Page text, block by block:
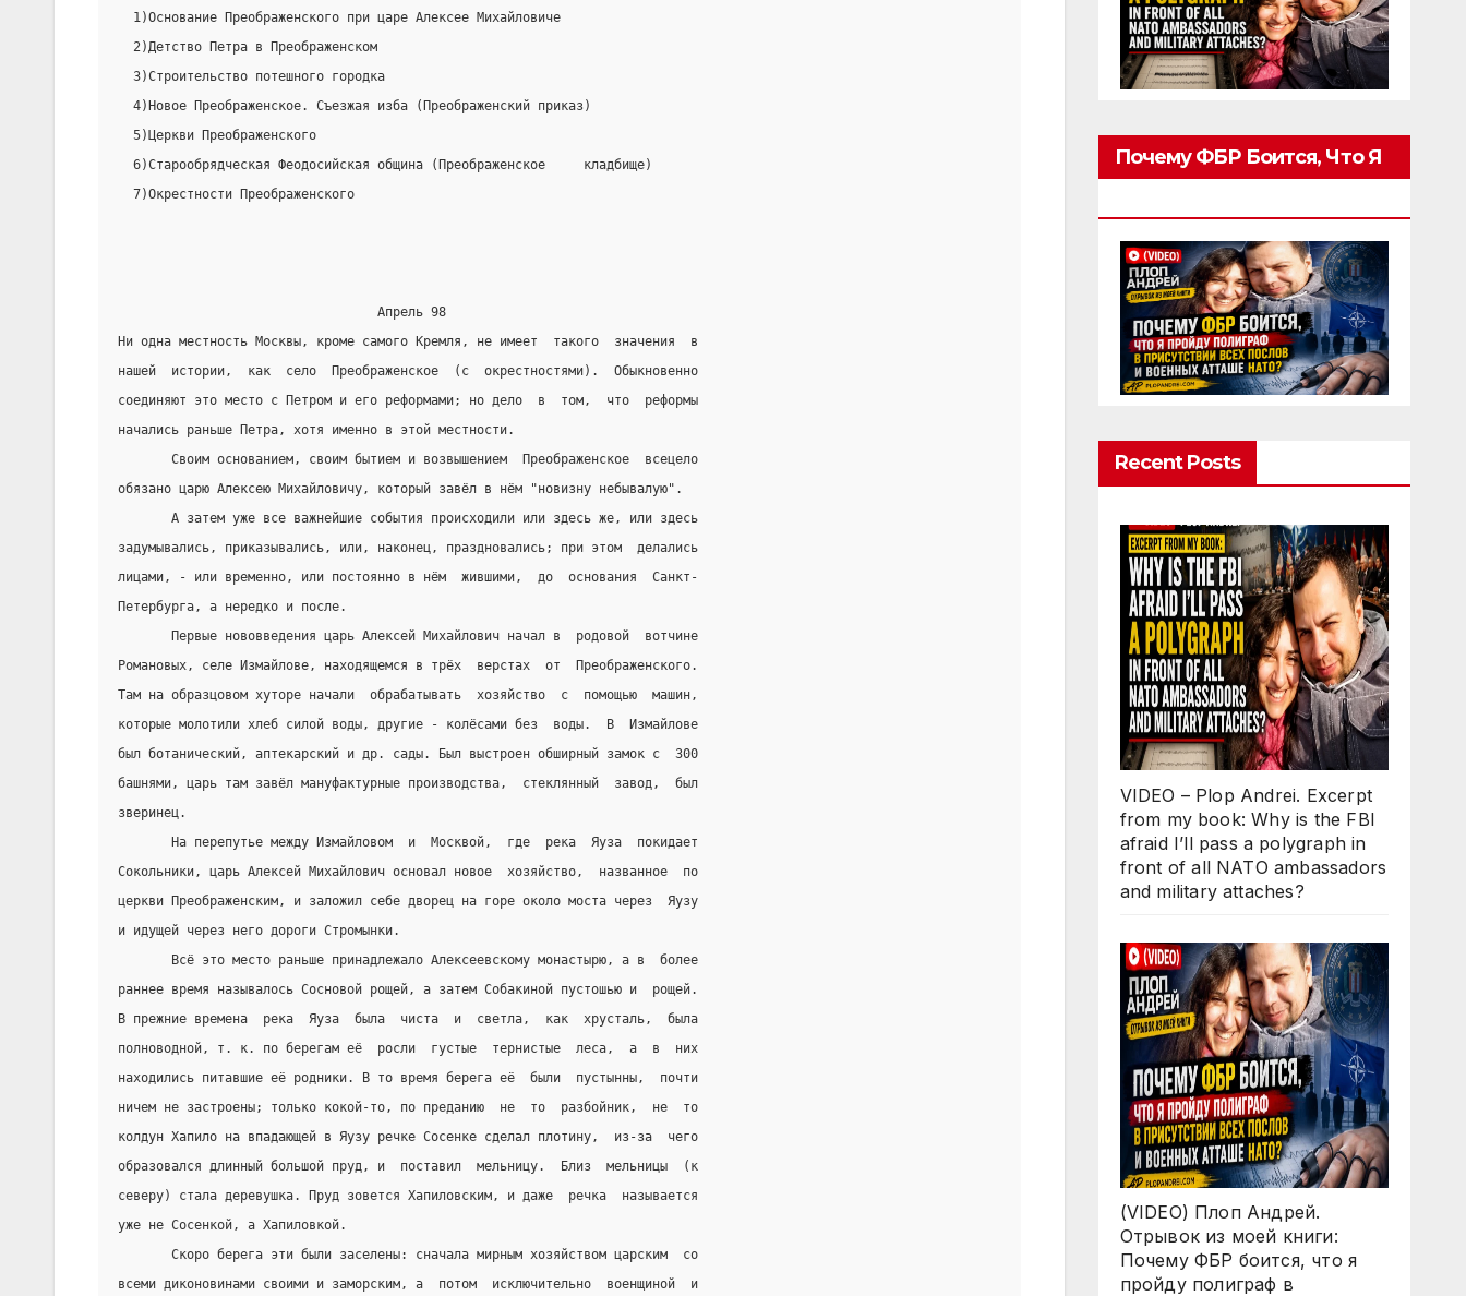
  1)Основание Преображенского при царе Алексее Михайловиче
  2)Детство Петра в Преображенском
  3)Строительство потешного городка
  4)Новое Преображенское. Съезжая изба (Преображенский приказ)
  5)Церкви Преображенского
  6)Старообрядческая Феодосийская община (Преображенское     кладбище)
  7)Окрестности Преображенского
                                  Апрель 98
Ни одна местность Москвы, кроме самого Кремля, не имеет  такого  значения  в
нашей  истории,  как  село  Преображенское  (с  окрестностями).  Обыкновенно
соединяют это место с Петром и его реформами; но дело  в  том,  что  реформы
начались раньше Петра, хотя именно в этой местности.
       Своим основанием, своим бытием и возвышением  Преображенское  всецело
обязано царю Алексею Михайловичу, который завёл в нём "новизну небывалую".
       А затем уже все важнейшие события происходили или здесь же, или здесь
задумывались, приказывались, или, наконец, праздновались; при этом  делались
лицами, - или временно, или постоянно в нём  жившими,  до  основания  Санкт-
Петербурга, а нередко и после.
       Первые нововведения царь Алексей Михайлович начал в  родовой  вотчине
Романовых, селе Измайлове, находящемся в трёх  верстах  от  Преображенского.
Там на образцовом хуторе начали  обрабатывать  хозяйство  с  помощью  машин,
которые молотили хлеб силой воды, другие - колёсами без  воды.  В  Измайлове
был ботанический, аптекарский и др. сады. Был выстроен обширный замок с  300
башнями, царь там завёл мануфактурные производства,  стеклянный  завод,  был
зверинец.
       На перепутье между Измайловом  и  Москвой,  где  река  Яуза  покидает
Сокольники, царь Алексей Михайлович основал новое  хозяйство,  названное  по
церкви Преображенским, и заложил себе дворец на горе около моста через  Яузу
и идущей через него дороги Стромынки.
       Всё это место раньше принадлежало Алексеевскому монастырю, а в  более
раннее время называлось Сосновой рощей, а затем Собакиной пустошью и  рощей.
В прежние времена  река  Яуза  была  чиста  и  светла,  как  хрусталь,  была
полноводной, т. к. по берегам её  росли  густые  тернистые  леса,  а  в  них
находились питавшие её родники. В то время берега её  были  пустынны,  почти
ничем не застроены; только кокой-то, по преданию  не  то  разбойник,  не  то
колдун Хапило на впадающей в Яузу речке Сосенке сделал плотину,  из-за  чего
образовался длинный большой пруд, и  поставил  мельницу.  Близ  мельницы  (к
северу) стала деревушка. Пруд зовется Хапиловским, и даже  речка  называется
уже не Сосенкой, а Хапиловкой.
       Скоро берега эти были заселены: сначала мирным хозяйством царским  со
всеми диконовинами своими и заморским, а  потом  исключительно  военщиной  и
Почему ФБР Боится, Что Я
Recent Posts
VIDEO – Plop Andrei. Excerpt
from my book: Why is the FBI
afraid I’ll pass a polygraph in
front of all NATO ambassadors
and military attaches?
(VIDEO) Плоп Андрей.
Отрывок из моей книги:
Почему ФБР боится, что я
пройду полиграф в